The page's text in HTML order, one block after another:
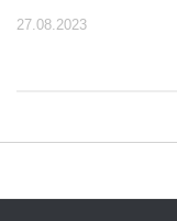
27.08.2023